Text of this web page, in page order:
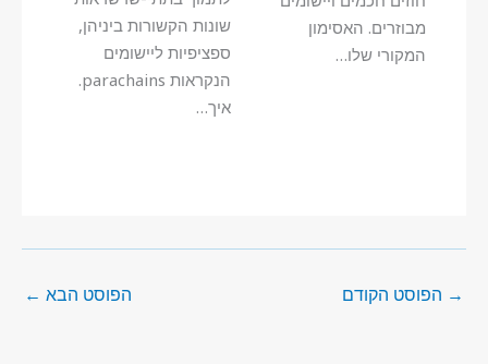
מבוזרים. האסימון
המקורי שלו…
שונות הקשורות ביניהן,
ספציפיות ליישומים
הנקראות parachains.
איך…
→ הפוסט הקודם הפוסט הבא ←